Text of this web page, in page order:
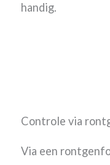
handig.
Controle via
Via een